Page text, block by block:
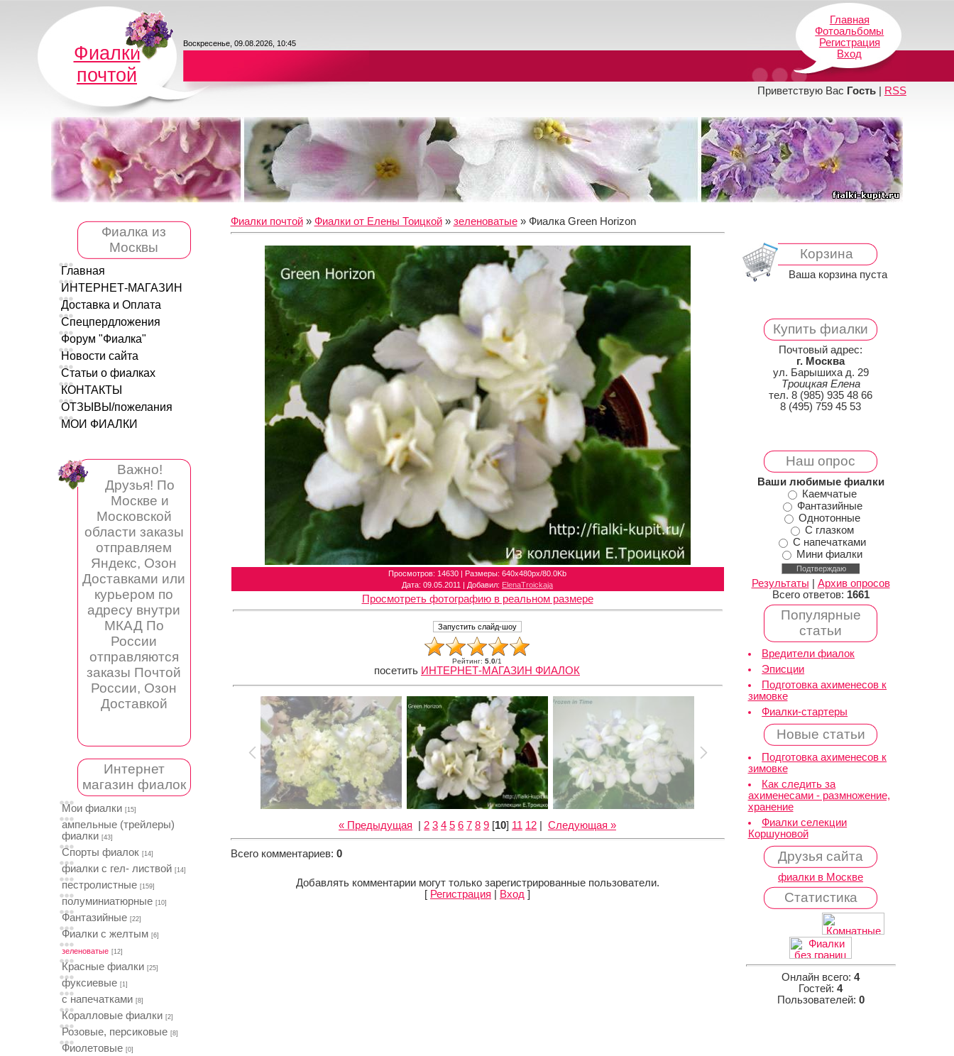
Фиалки
почтой
Воскресенье, 09.08.2026, 10:45
Главная
Фотоальбомы
Регистрация
Вход
Приветствую Вас Гость| RSS
Фиалка из
Москвы
Главная
ИНТЕРНЕТ-МАГАЗИН
Доставка и Оплата
Спецпердложения
Форум "Фиалка"
Новости сайта
Статьи о фиалках
КОНТАКТЫ
ОТЗЫВЫ/пожелания
МОИ ФИАЛКИ
Важно!
Друзья! По
Москве и
Московской
области заказы
отправляем
Яндекс, Озон
Доставками или
курьером по
адресу внутри
МКАД По
России
отправляются
заказы Почтой
России, Озон
Доставкой
Интернет
магазин фиалок
Мои фиалки [15]
ампельные (трейлеры)
фиалки [43]
Спорты фиалок [14]
фиалки с гел- листвой [14]
пестролистные [159]
полуминиатюрные [10]
Фантазийные [22]
Фиалки с желтым [6]
зеленоватые [12]
Красные фиалки [25]
фуксиевые [1]
с напечатками [8]
Коралловые фиалки [2]
Розовые, персиковые [8]
Фиолетовые [0]
Фиалки почтой» Фиалки от Елены Тоицкой» зеленоватые» Фиалка Green Horizon
Просмотров: 14630 | Размеры: 640x480px/80.0Kb
Дата: 09.05.2011 | Добавил: ElenaTroickaja
Просмотреть фотографию в реальном размере
Рейтинг: 5.0/1
посетить ИНТЕРНЕТ-МАГАЗИН ФИАЛОК
« Предыдущая 2 3 4 5 6 7 8 9 [10] 11 12 Следующая »
Всего комментариев: 0
Добавлять комментарии могут только зарегистрированные пользователи.
[ Регистрация Вход ]
Корзина
Ваша корзина пуста
Купить фиалки
Почтовый адрес:
г. Москва
ул. Барышиха д. 29
Троицкая Елена
тел. 8 (985) 935 48 66
8 (495) 759 45 53
Наш опрос
Ваши любимые фиалки
Каемчатые
Фантазийные
Однотонные
С глазком
С напечатками
Мини фиалки
Результаты
Архив опросов
Всего ответов: 1661
Популярные
статьи
Вредители фиалок
Эписции
Подготовка ахименесов к
зимовке
Фиалки-стартеры
Новые статьи
Подготовка ахименесов к
зимовке
Как следить за
ахименесами - размножение,
хранение
Фиалки селекции
Коршуновой
Друзья сайта
фиалки в Москве
Статистика
Онлайн всего: 4
Гостей: 4
Пользователей: 0